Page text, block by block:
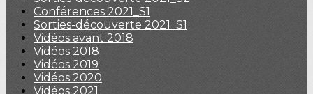
Conférences 2021_S1
Sorties-découverte 2021_S1
Vidéos avant 2018
Vidéos 2018
Vidéos 2019
Vidéos 2020
Vidéos 2021